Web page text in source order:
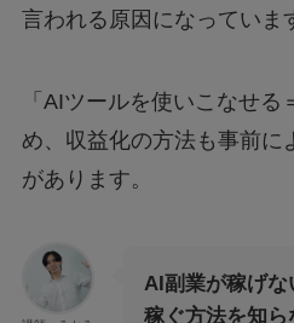
言われる原因になっていま
「AIツールを使いこなせ
め、収益化の方法も事前に
があります。
AI副業が稼げな
稼ぐ方法を知